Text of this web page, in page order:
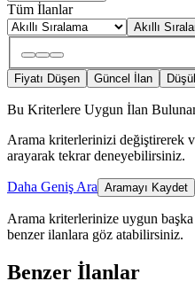
Tüm İlanlar
Akıllı
Fiyatı Düşen Güncel İlan
Bu Kriterlere Uygun İlan
Arama kriterlerinizi değiştirerek
arayarak tekrar deneyebilirsiniz.
Daha Geniş Ara Aramayı Kaydet
Arama kriterlerinize uygun başka
benzer ilanlara göz atabilirsiniz.
Benzer İlanlar